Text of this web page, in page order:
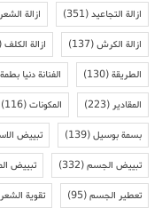
ازالة التجاعيد(351) ازالة
ازالة الكرش(137) ازالة الكلف(140)
الطريقة(130) الفنانة دنيا بطمة
المقادير(223) المكونات(116)
بسمة بوسيل(139) تبييض
تبييض الجسم(332) تبييض
تعطير الجسم(95) تقوية الشعر